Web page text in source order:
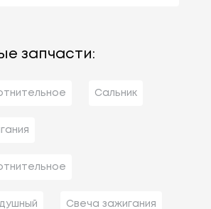
запчасти:
Сальник
Свеча зажигания